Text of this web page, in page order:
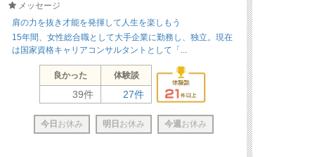
メッセージ
肩の力を抜き才能を発揮して人生を楽しもう
15年間、女性総合職として大手企業に勤務し、独立。現在
は国家資格キャリアコンサルタントとして「...
良かった 体験談
39件 27件
今日 お休み 明日 お休み 今週 お休み